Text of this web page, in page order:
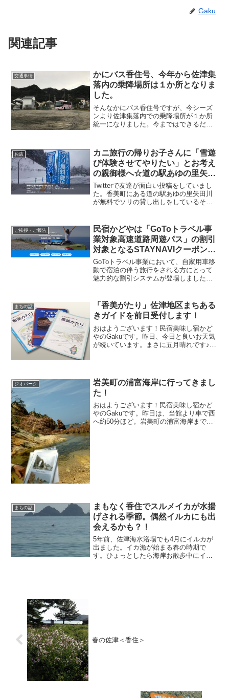
Gaku
関連記事
交通事情
かにバス香住号、今年から佐津集
落内の乗降場所は１か所となりま
した。
そんなかにバス香住号ですが、今シーズ
ンより佐津集落内での乗降場所が１か所
統一になりました。今まではできるだけ
板が見えるところで乗降していただいて
いましたが、今年から集落のちょうどど
真ん中、かどやからいうと佐津小学校を
はさんで北側の更地にて乗降していただ
くことになりました。
お店
カニ旅行の帰りお子さんに「雪遊
び体験させてやりたい」とお考え
の親御様へ☆道の駅あゆの里矢田
川
Twitterで友達が面白い投稿をしていまし
た。香美町にある道の駅あゆの里矢田川
が無料でソリの貸し出しをしているそう
様。せっかくの雪。体験して帰りたいで
すよね。まだお子さんが小さければスキ
ー場へはちょっと行きにくい。道の駅で
無料でソリ遊び出来ればうれしいですよ
ね。
ご挨拶・ご報告
民宿かどやは「GoToトラベル事
業対象高速道路周遊パス」の割引
対象となるSTAYNAVIクーポン発
券宿泊施設です！
GoToトラベル事業において、自家用車移
動で宿泊の伴う旅行をされる方にとって
魅力的な割引システムが登場しました！
パスが販売になります。しかも、そのパ
スが最大３５％引になります。
まちの話
「香美がたり」佐津地区まちある
きガイドを前日受付します！
おはようございます！民宿美味し宿かど
やのGakuです。昨日、今日と良いお天気
が続いています。まさに五月晴れです♪こ
田植え直前さて、以前...
ジオパーク
岩美町の浦富海岸に行ってきまし
た！
おはようございます！民宿美味し宿かど
やのGakuです。昨日は、当館より車で西
へ約50分ほど。岩美町の浦富海岸まで行
まちの話
まもなく香住でスルメイカが水揚
げされる季節。偶然イルカにも出
会えるかも？！
5年前、佐津海水浴場でも4月にイルカが
出ました。イカ漁が始まる春の時期で
す。ひょっとしたら海岸お散歩中にイル
春の佐津＜香住＞